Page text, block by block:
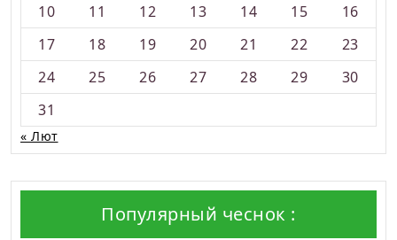
10
11 12 13 14 15
16
17
18 19 20 21 22
23
24
25 26 27 28 29
30
31
« Лют
Популярный чеснок :